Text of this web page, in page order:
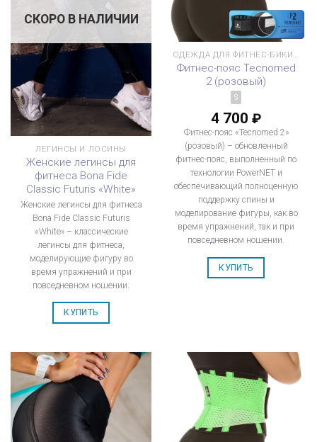
СКОРО В НАЛИЧИИ
ЛЕГИНСЫ И ЛОСИНЫ
Женские легинсы для
фитнеса Bona Fide
Classic Futuris «White»
Женские легинсы для фитнеса
Bona Fide Classic Futuris
«White» – классические
легинсы для фитнеса,
моделирующие фигуру во
время упражнений и при
повседневном ношении.
КУПИТЬ
Фитнес-пояс Tecnomed
2 (розовый)
S
4 700 ₽
Фитнес-пояс «Tecnomed 2»
(розовый) – обновленный
фитнес-пояс, выполненный по
технологии PowerNET и
обеспечивающий полноценную
поддержку спины и
моделирование фигуры, как во
время упражнений, так и при
повседневном ношении.
КУПИТЬ